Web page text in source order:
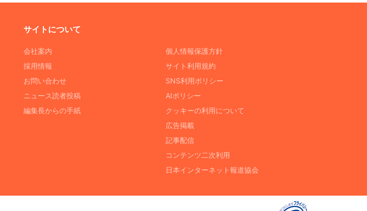
サイトについて
会社案内
採用情報
お問い合わせ
ニュース読者投稿
編集長からの手紙
個人情報保護方針
サイト利用規約
SNS利用ポリシー
AIポリシー
クッキーの利用について
広告掲載
記事配信
コンテンツ二次利用
日本インターネット報道協会